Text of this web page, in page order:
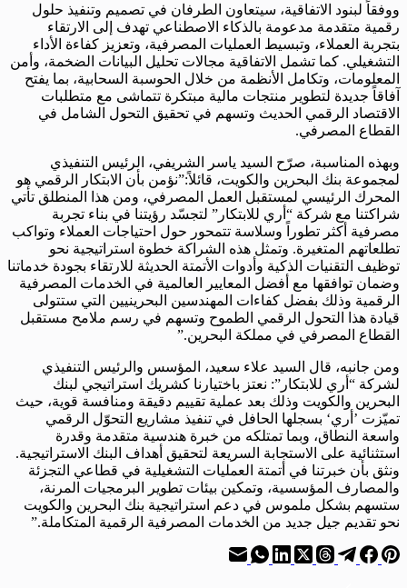
ووفقاً لبنود الاتفاقية، سيتعاون الطرفان في تصميم وتنفيذ حلول
رقمية متقدمة مدعومة بالذكاء الاصطناعي تهدف إلى الارتقاء
بتجربة العملاء، وتبسيط العمليات المصرفية، وتعزيز كفاءة الأداء
التشغيلي. كما تشمل الاتفاقية مجالات تحليل البيانات الضخمة، وأمن
المعلومات، وتكامل الأنظمة من خلال الحوسبة السحابية، بما يفتح
آفاقاً جديدة لتطوير منتجات مالية مبتكرة تتماشى مع متطلبات
الاقتصاد الرقمي الحديث وتسهم في تحقيق التحول الشامل في
القطاع المصرفي.
وبهذه المناسبة، صرّح السيد ياسر الشريفي، الرئيس التنفيذي
لمجموعة بنك البحرين والكويت، قائلاً:”نؤمن بأن الابتكار الرقمي هو
المحرك الرئيسي لمستقبل العمل المصرفي، ومن هذا المنطلق تأتي
شراكتنا مع شركة “أري للابتكار” لتجسّد رؤيتنا في بناء تجربة
مصرفية أكثر تطوراً وسلاسة تتمحور حول احتياجات العملاء وتواكب
تطلعاتهم المتغيرة. وتمثل هذه الشراكة خطوة استراتيجية نحو
توظيف التقنيات الذكية وأدوات الأتمتة الحديثة للارتقاء بجودة خدماتنا
وضمان توافقها مع أفضل المعايير العالمية في الخدمات المصرفية
الرقمية وذلك بفضل كفاءات المهندسين البحرينيين التي ستتولى
قيادة هذا التحول الرقمي الطموح وتسهم في رسم ملامح مستقبل
القطاع المصرفي في مملكة البحرين.”
ومن جانبه، قال السيد علاء سعيد، المؤسس والرئيس التنفيذي
لشركة “أري للابتكار”: نعتز باختيارنا كشريك استراتيجي لبنك
البحرين والكويت وذلك بعد عملية تقييم دقيقة ومنافسة قوية، حيث
تميّزت ’أري‘ بسجلها الحافل في تنفيذ مشاريع التحوّل الرقمي
واسعة النطاق، وبما تمتلكه من خبرة هندسية متقدمة وقدرة
استثنائية على الاستجابة السريعة لتحقيق أهداف البنك الاستراتيجية.
ونثق بأن خبرتنا في أتمتة العمليات التشغيلية في قطاعي التجزئة
والمصارف المؤسسية، وتمكين بيئات تطوير البرمجيات المرنة،
ستسهم بشكل ملموس في دعم استراتيجية بنك البحرين والكويت
نحو تقديم جيل جديد من الخدمات المصرفية الرقمية المتكاملة.”